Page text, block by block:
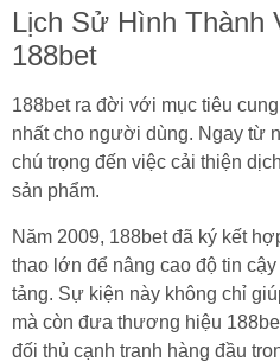
Lịch Sử Hình Thành
188bet
188bet ra đời với mục tiêu
nhất cho người dùng. Ngay từ
chú trọng đến việc cải thiện
sản phẩm.
Năm 2009, 188bet đã ký kết
thao lớn để nâng cao độ tin
tảng. Sự kiện này không chỉ
mà còn đưa thương hiệu
đối thủ cạnh tranh hàng đầu